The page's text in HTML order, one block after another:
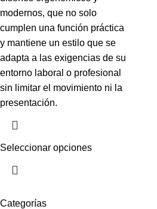
Categorías
modernos, que no solo
cumplen una función práctica
y mantiene un estilo que se
adapta a las exigencias de su
entorno laboral o profesional
sin limitar el movimiento ni la
presentación.
Seleccionar opciones